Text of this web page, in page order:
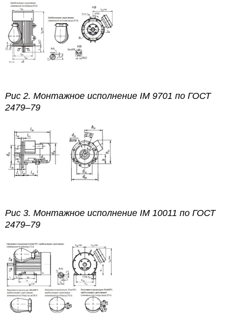
Рис 2. Монтажное исполнение IM 9701 по ГОСТ
2479–79
Рис 3. Монтажное исполнение IM 10011 по ГОСТ
2479–79